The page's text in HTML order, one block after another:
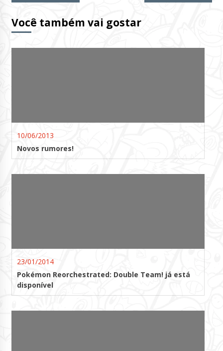
Você também vai gostar
10/06/2013
Novos rumores!
23/01/2014
Pokémon Reorchestrated: Double Team! já está
disponível